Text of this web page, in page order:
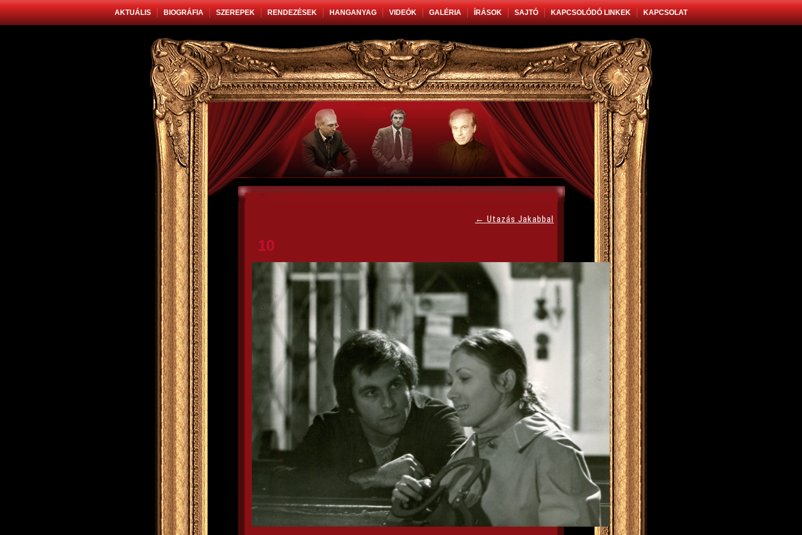
AKTUÁLIS BIOGRÁFIA SZEREPEK RENDEZÉSEK HANGANYAG VIDEÓK GALÉRIA ÍRÁSOK SAJTÓ KAPCSOLÓDÓ LINKEK KAPCSOLAT
← Utazás Jakabbal
10